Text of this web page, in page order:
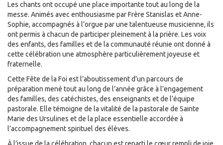
Les chants ont occupé une place importante tout au long de la
messe. Animés avec enthousiasme par Frère Stanislas et Anne-
Sophie, accompagnés à l’orgue par une talentueuse musicienne, ils
ont permis à chacun de participer pleinement à la prière. Les voix
des enfants, des familles et de la communauté réunie ont donné à
cette célébration une atmosphère particulièrement joyeuse et
fraternelle.
Cette Fête de la Foi est l’aboutissement d’un parcours de
préparation mené tout au long de l’année grâce à l’engagement
des familles, des catéchistes, des enseignants et de l’équipe
pastorale. Elle témoigne de la vitalité de la pastorale de Sainte
Marie des Ursulines et de la place essentielle accordée à
l’accompagnement spirituel des élèves.